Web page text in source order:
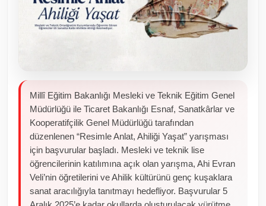
Resmi Reklamlar
Millî Eğitim Bakanlığı Mesleki ve Teknik Eğitim Genel
Müdürlüğü ile Ticaret Bakanlığı Esnaf, Sanatkârlar ve
Kooperatifçilik Genel Müdürlüğü tarafından
düzenlenen “Resimle Anlat, Ahiliği Yaşat” yarışması
için başvurular başladı. Mesleki ve teknik lise
öğrencilerinin katılımına açık olan yarışma, Ahi Evran
Veli’nin öğretilerini ve Ahilik kültürünü genç kuşaklara
sanat aracılığıyla tanıtmayı hedefliyor. Başvurular 5